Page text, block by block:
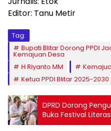
Editor: Tanu Metir
Tag:
Bupati Blitar Dorong PPDI
Kemajuan Desa
H Riyanto MM
Ketua PPDI Blitar 2025-2030
DPRD Dorong
Buka Festival